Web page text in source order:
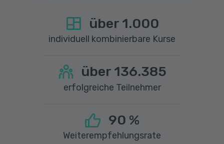
über 1.000
individuell kombinierbare Kurse
über 136.385
erfolgreiche Teilnehmer
90 %
Weiterempfehlungsrate